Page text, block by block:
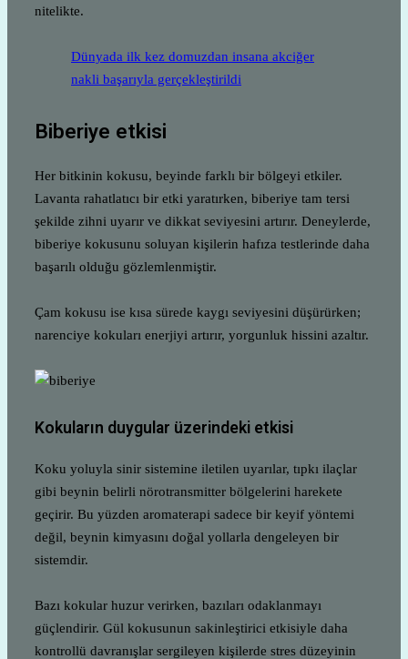
nitelikte.
Dünyada ilk kez domuzdan insana akciğer
nakli başarıyla gerçekleştirildi
Biberiye etkisi
Her bitkinin kokusu, beyinde farklı bir bölgeyi etkiler.
Lavanta rahatlatıcı bir etki yaratırken, biberiye tam tersi
şekilde zihni uyarır ve dikkat seviyesini artırır. Deneylerde,
biberiye kokusunu soluyan kişilerin hafıza testlerinde daha
başarılı olduğu gözlemlenmiştir.
Çam kokusu ise kısa sürede kaygı seviyesini düşürürken;
narenciye kokuları enerjiyi artırır, yorgunluk hissini azaltır.
Kokuların duygular üzerindeki etkisi
Koku yoluyla sinir sistemine iletilen uyarılar, tıpkı ilaçlar
gibi beynin belirli nörotransmitter bölgelerini harekete
geçirir. Bu yüzden aromaterapi sadece bir keyif yöntemi
değil, beynin kimyasını doğal yollarla dengeleyen bir
sistemdir.
Bazı kokular huzur verirken, bazıları odaklanmayı
güçlendirir. Gül kokusunun sakinleştirici etkisiyle daha
kontrollü davranışlar sergileyen kişilerde stres düzeyinin